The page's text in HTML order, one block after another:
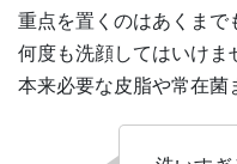
重点を置くのはあくまで
何度も洗顔してはいけま
本来必要な皮脂や常在菌